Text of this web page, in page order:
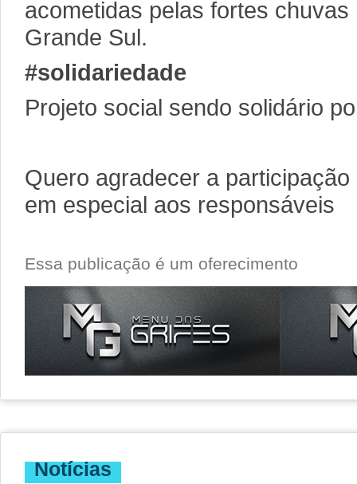
acometidas pelas fortes
Grande Sul.
#solidariedade
Projeto social sendo solidário
Quero agradecer a
em especial aos responsáveis
Essa publicação é um oferecimento
Notícias